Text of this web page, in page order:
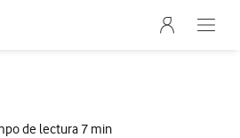
Menu
Abre
de lectura 7 min